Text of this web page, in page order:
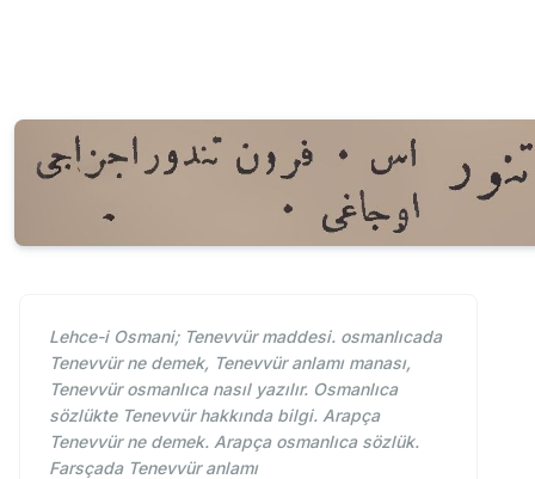
Lehce-i Osmani; Tenevvür maddesi. osmanlıcada
Tenevvür ne demek, Tenevvür anlamı manası,
Tenevvür osmanlıca nasıl yazılır. Osmanlıca
sözlükte Tenevvür hakkında bilgi. Arapça
Tenevvür ne demek. Arapça osmanlıca sözlük.
Farsçada Tenevvür anlamı